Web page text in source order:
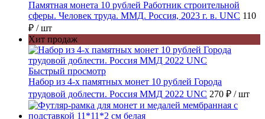
Памятная монета 10 рублей Работник строительной
сферы. Человек труда. ММД. Россия, 2023 г. в. UNC 110
₽ / шт
Хит продаж
Быстрый просмотр
Набор из 4-х памятных монет 10 рублей Города
трудовой доблести. Россия ММД 2022 UNC 270 ₽ / шт